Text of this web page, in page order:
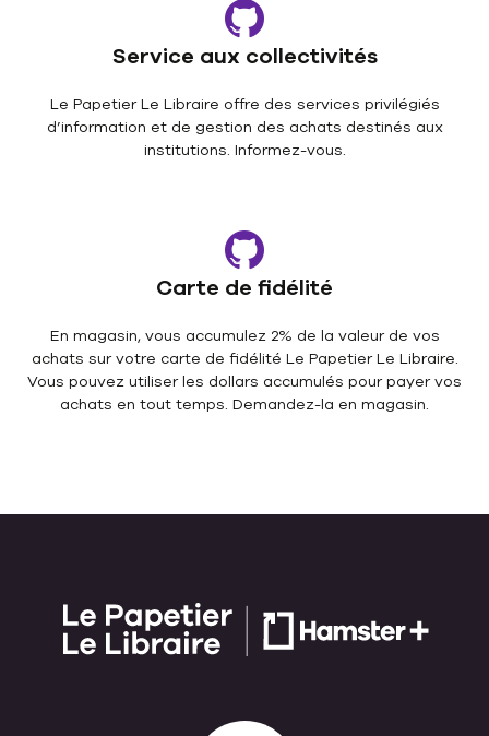
Service aux collectivités
Le Papetier Le Libraire offre des services privilégiés
d’information et de gestion des achats destinés aux
institutions. Informez-vous.
Carte de fidélité
En magasin, vous accumulez 2% de la valeur de vos
achats sur votre carte de fidélité Le Papetier Le Libraire.
Vous pouvez utiliser les dollars accumulés pour payer vos
achats en tout temps. Demandez-la en magasin.